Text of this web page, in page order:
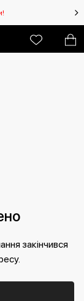
закінчився